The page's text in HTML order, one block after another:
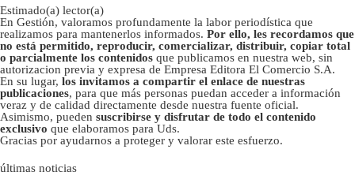
Estimado(a) lector(a)
En Gestión, valoramos profundamente la labor periodística que
realizamos para mantenerlos informados. Por ello, les recordamos que
no está permitido, reproducir, comercializar, distribuir, copiar total
o parcialmente los contenidos que publicamos en nuestra web, sin
autorizacion previa y expresa de Empresa Editora El Comercio S.A.
En su lugar, los invitamos a compartir el enlace de nuestras
publicaciones, para que más personas puedan acceder a información
veraz y de calidad directamente desde nuestra fuente oficial.
Asimismo, pueden suscribirse y disfrutar de todo el contenido
exclusivo que elaboramos para Uds.
Gracias por ayudarnos a proteger y valorar este esfuerzo.
últimas noticias